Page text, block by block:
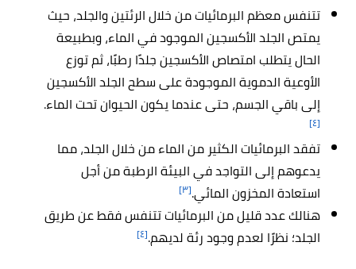
تتنفس معظم البرمائيات من خلال الرئتين والجلد، حيث
يمتص الجلد الأكسجين الموجود في الماء، وبطبيعة
الحال يتطلب امتصاص الأكسجين جلدًا رطبًا، ثم توزع
الأوعية الدموية الموجودة على سطح الجلد الأكسجين
إلى باقي الجسم، حتى عندما يكون الحيوان تحت الماء.
[٤]
تفقد البرمائيات الكثير من الماء من خلال الجلد، مما
يدعوهم إلى التواجد في البيئة الرطبة من أجل
استعادة المخزون المائي.[٣]
هنالك عدد قليل من البرمائيات تتنفس فقط عن طريق
الجلد؛ نظرًا لعدم وجود رئة لديهم.[٤]